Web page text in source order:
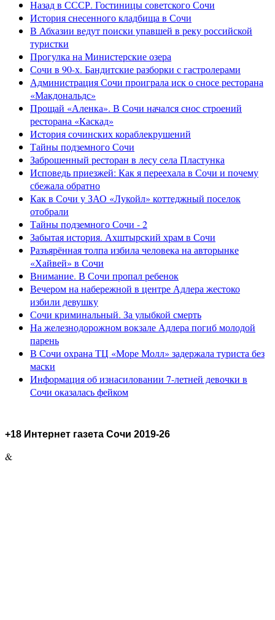
Назад в СССР. Гостиницы советского Сочи
История снесенного кладбища в Сочи
В Абхазии ведут поиски упавшей в реку российской
туристки
Прогулка на Министерские озера
Сочи в 90-х. Бандитские разборки с гастролерами
Администрация Сочи проиграла иск о сносе ресторана
«Макдональдс»
Прощай «Аленка». В Сочи начался снос строений
ресторана «Каскад»
История сочинских кораблекрушений
Тайны подземного Сочи
Заброшенный ресторан в лесу села Пластунка
Исповедь приезжей: Как я переехала в Сочи и почему
сбежала обратно
Как в Сочи у ЗАО «Лукойл» коттеджный поселок
отобрали
Тайны подземного Сочи - 2
Забытая история. Ахштырский храм в Сочи
Разъярённая толпа избила человека на авторынке
«Хайвей» в Сочи
Внимание. В Сочи пропал ребенок
Вечером на набережной в центре Адлера жестоко
избили девушку
Сочи криминальный. За улыбкой смерть
На железнодорожном вокзале Адлера погиб молодой
парень
В Сочи охрана ТЦ «Море Молл» задержала туриста без
маски
Информация об изнасиловании 7-летней девочки в
Сочи оказалась фейком
+18 Интернет газета Сочи 2019-26
&